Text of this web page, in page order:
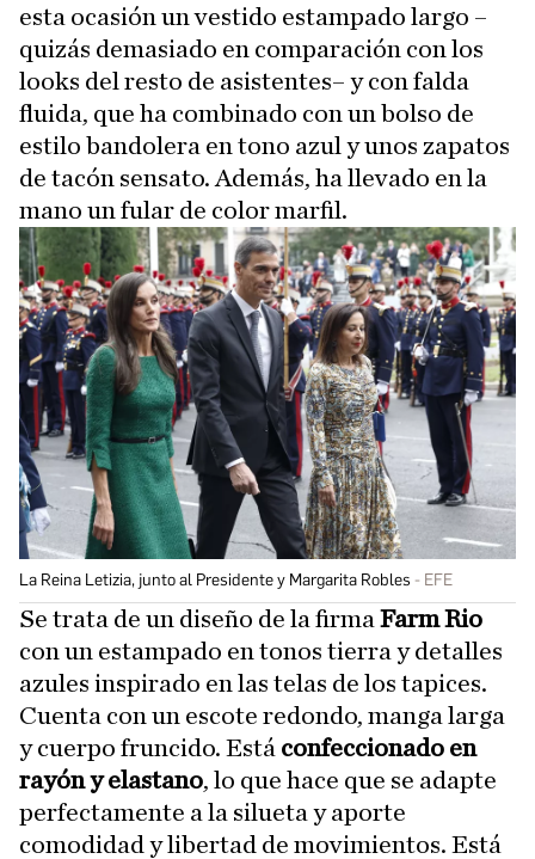
esta ocasión un vestido estampado largo –
quizás demasiado en comparación con los
looks del resto de asistentes– y con falda
fluida, que ha combinado con un bolso de
estilo bandolera en tono azul y unos zapatos
de tacón sensato. Además, ha llevado en la
mano un fular de color marfil.
La Reina Letizia, junto al Presidente y Margarita Robles EFE
Se trata de un diseño de la firma Farm Rio
con un estampado en tonos tierra y detalles
azules inspirado en las telas de los tapices.
Cuenta con un escote redondo, manga larga
y cuerpo fruncido. Está confeccionado en
rayón y elastano, lo que hace que se adapte
perfectamente a la silueta y aporte
comodidad y libertad de movimientos. Está